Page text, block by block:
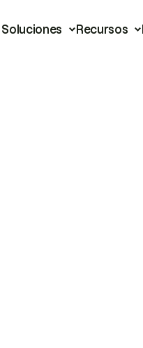
Soluciones Recursos